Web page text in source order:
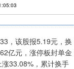
，该股报5.19元，换
亿元，涨停板封单金
33.08%，累计换手